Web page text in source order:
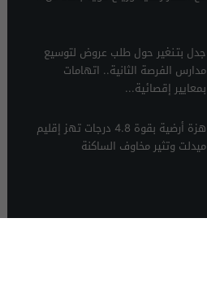
جدل بتـنغير حول طلب عروض لتوسيع
مدارس الفرصة الثانية.. اتهامات
بمعايير إقصائية...
هزة أرضية بقوة 4.8 درجات تهز إقليم
ميدلت وتثير مخاوف الساكنة